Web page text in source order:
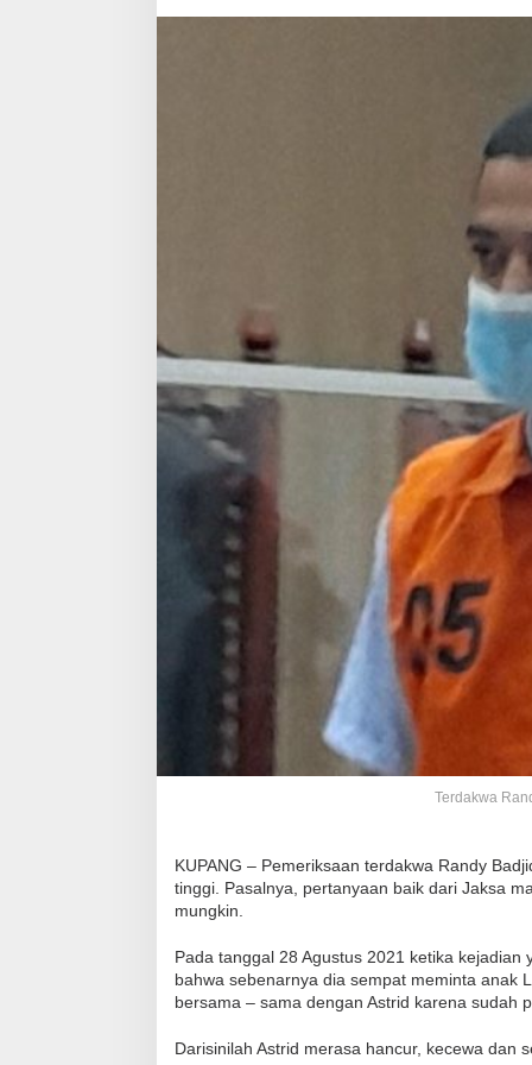
Terdakwa
KUPANG – Pemeriksaan terdakwa Randy
tinggi. Pasalnya, pertanyaan baik dari Jaksa
mungkin.
Pada tanggal 28 Agustus 2021 ketika
bahwa sebenarnya dia sempat meminta anak
bersama – sama dengan Astrid karena sudah
Darisinilah Astrid merasa hancur, kecewa dan